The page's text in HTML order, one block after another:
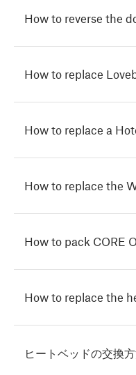
How to reverse the
How to replace
How to replace a
How to replace the
How to pack CORE
How to replace the
ヒートベッドの交換